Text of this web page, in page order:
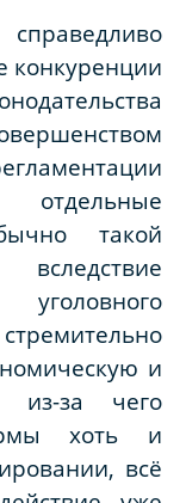
конкуренции
такой
и
из-за чего
хоть и
всё